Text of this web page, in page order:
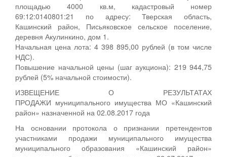
площадью 4000 кв.м, кадастровый номер
69:12:0140801:21 по адресу: Тверская область,
Кашинский район, Письяковское сельское поселение,
деревня Акулинкино, дом 1.
Начальная цена лота: 4 398 895,00 рублей (в том числе
НДС).
Повышение начальной цены (шаг аукциона): 219 944,75
рублей (5% начальной стоимости).
ИЗВЕЩЕНИЕ О РЕЗУЛЬТАТАХ
ПРОДАЖИ муниципального имущества МО «Кашинский
район» назначенной на 02.08.2017 года
На основании протокола о признании претендентов
участниками продажи муниципального имущества
муниципального образования «Кашинский район»